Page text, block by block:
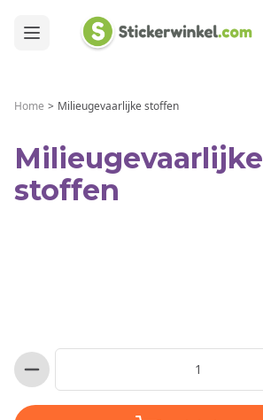
Home > Milieugevaarlijke stoffen
Milieugevaarlijke
stoffen